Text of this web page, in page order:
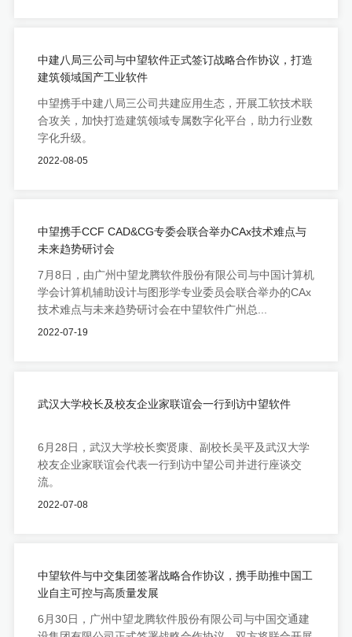
中建八局三公司与中望软件正式签订战略合作协议，打造
建筑领域国产工业软件
中望携手中建八局三公司共建应用生态，开展工软技术联
合攻关，加快打造建筑领域专属数字化平台，助力行业数
字化升级。
2022-08-05
中望携手CCF CAD&CG专委会联合举办CAx技术难点与
未来趋势研讨会
7月8日，由广州中望龙腾软件股份有限公司与中国计算机
学会计算机辅助设计与图形学专业委员会联合举办的CAx
技术难点与未来趋势研讨会在中望软件广州总...
2022-07-19
武汉大学校长及校友企业家联谊会一行到访中望软件
6月28日，武汉大学校长窦贤康、副校长吴平及武汉大学
校友企业家联谊会代表一行到访中望公司并进行座谈交
流。
2022-07-08
中望软件与中交集团签署战略合作协议，携手助推中国工
业自主可控与高质量发展
6月30日，广州中望龙腾软件股份有限公司与中国交通建